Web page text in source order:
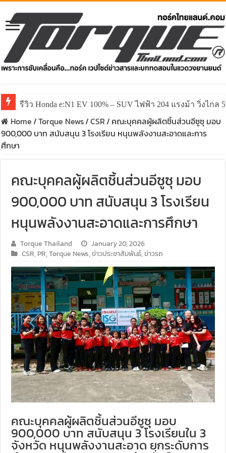
รีวิว Honda e:N1 EV 100% – SUV ไฟฟ้า 204 แรงม้า วิ่งไกล
รีวิว ลองขับ All New GWM HAVAL H6 ปรับโฉมหน้าใหม่
Home/Torque News/CSR/ คณะบุคคลผู้ผลิตชิ้นส่วนอีซูซุ มอบ
900,000 บาท สนับสนุน 3 โรงเรียน หนุนพลังงานสะอาดและการ
ศึกษา
คณะบุคคลผู้ผลิตชิ้นส่วนอีซูซุ มอบ
900,000 บาท สนับสนุน 3 โรงเรียน
หนุนพลังงานสะอาดและการศึกษา
Torque Thailand
January 20, 2026
CSR, PR,Torque News,ข่าวประชาสัมพันธ์,ข่าวรถ
คณะบุคคลผู้ผลิตชิ้นส่วนอีซูซุ มอบ
900,000 บาท สนับสนุน 3 โรงเรียนใน 3
จังหวัด หนุนพลังงานสะอาด ยกระดับการ